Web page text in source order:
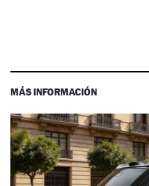
MÁS INFORMACIÓN